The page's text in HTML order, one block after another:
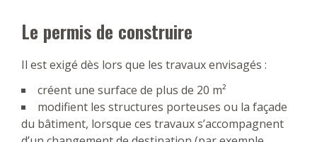
Le permis de construire
Il est exigé dès lors que les travaux envisagés :
créent une surface de plus de 20 m²
modifient les structures porteuses ou la façade
du bâtiment, lorsque ces travaux s’accompagnent